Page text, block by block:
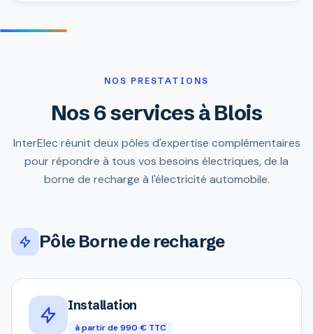
NOS PRESTATIONS
Nos 6 services à Blois
InterElec réunit deux pôles d'expertise complémentaires
pour répondre à tous vos besoins électriques, de la
borne de recharge à l'électricité automobile.
Pôle Borne de recharge
Installation
à partir de 990 € TTC